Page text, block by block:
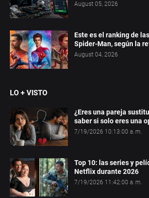
August 05, 2026
Este es el ranking de
Spider-Man, según la
August 04, 2026
LO + VISTO
¿Eres una pareja
saber si solo eres una
7/19/2026 10:13:00 a. m.
Top 10: las series y
Netflix durante 2026
7/19/2026 11:42:00 a. m.